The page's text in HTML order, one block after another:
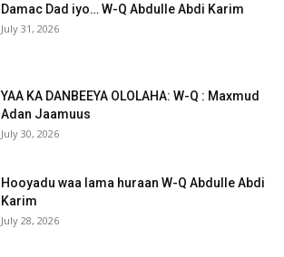
Damac Dad iyo… W-Q Abdulle Abdi Karim
July 31, 2026
YAA KA DANBEEYA OLOLAHA: W-Q : Maxmud
Adan Jaamuus
July 30, 2026
Hooyadu waa lama huraan W-Q Abdulle Abdi
Karim
July 28, 2026